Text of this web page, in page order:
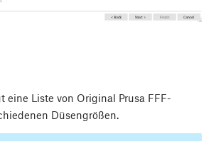
eine Liste von Original Prusa FFF-
Düsengrößen.